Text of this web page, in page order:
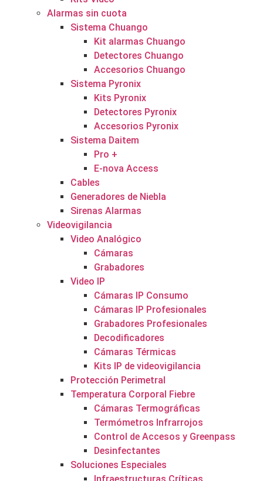
Alarmas sin cuota
Sistema Chuango
Kit alarmas Chuango
Detectores Chuango
Accesorios Chuango
Sistema Pyronix
Kits Pyronix
Detectores Pyronix
Accesorios Pyronix
Sistema Daitem
Pro +
E-nova Access
Cables
Generadores de Niebla
Sirenas Alarmas
Videovigilancia
Video Analógico
Cámaras
Grabadores
Video IP
Cámaras IP Consumo
Cámaras IP Profesionales
Grabadores Profesionales
Decodificadores
Cámaras Térmicas
Kits IP de videovigilancia
Protección Perimetral
Temperatura Corporal Fiebre
Cámaras Termográficas
Termómetros Infrarrojos
Control de Accesos y Greenpass
Desinfectantes
Soluciones Especiales